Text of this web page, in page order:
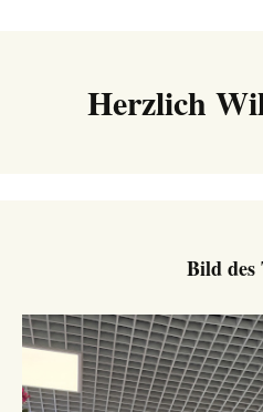
Herzlich
Bild des